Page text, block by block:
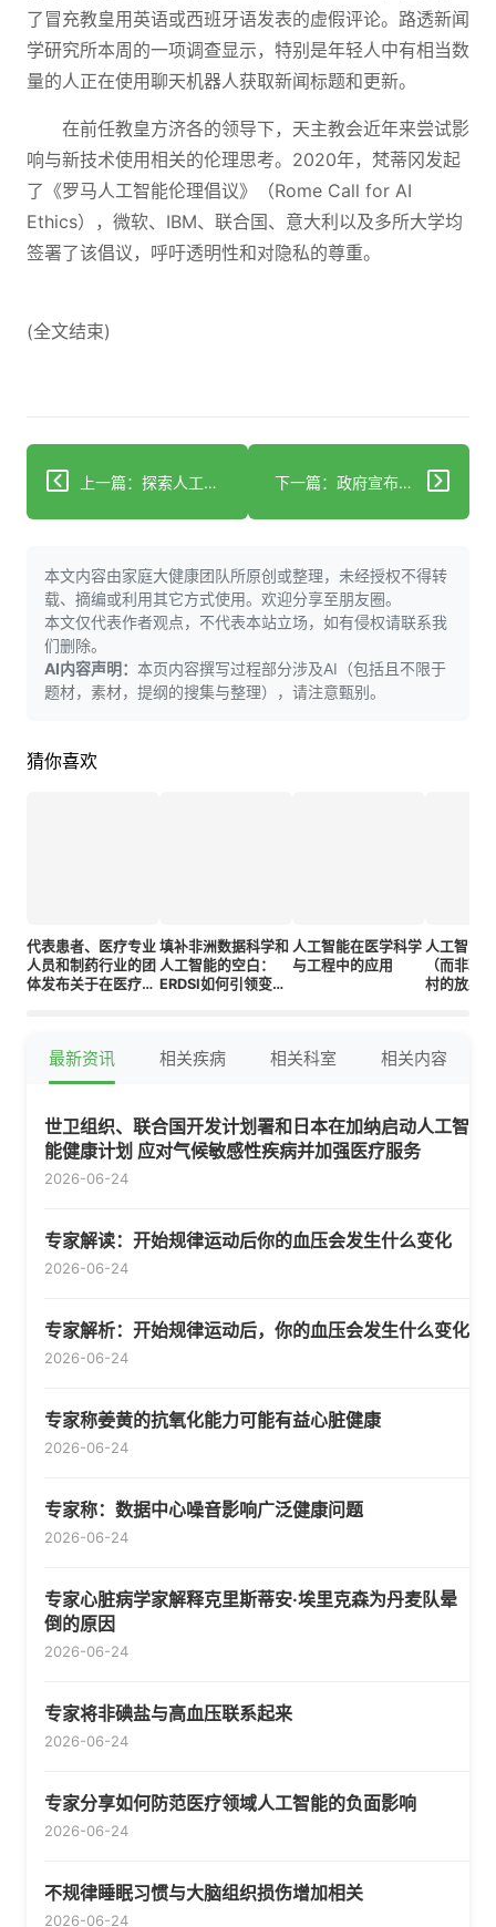
了冒充教皇用英语或西班牙语发表的虚假评论。路透新闻
学研究所本周的一项调查显示，特别是年轻人中有相当数
量的人正在使用聊天机器人获取新闻标题和更新。
在前任教皇方济各的领导下，天主教会近年来尝试影
响与新技术使用相关的伦理思考。2020年，梵蒂冈发起
了《罗马人工智能伦理倡议》（Rome Call for AI
Ethics），微软、IBM、联合国、意大利以及多所大学均
签署了该倡议，呼吁透明性和对隐私的尊重。
(全文结束)
上一篇：探索人工智能在医疗保健中的伦理影响：技术能否取代人类的同情心？ 下一篇：政府宣布计划为心理健康护理设置“数字化前门”
本文内容由家庭大健康团队所原创或整理，未经授权不得转
载、摘编或利用其它方式使用。欢迎分享至朋友圈。
本文仅代表作者观点，不代表本站立场，如有侵权请联系我
们删除。
AI内容声明： 本页内容撰写过程部分涉及AI（包括且不限于
题材，素材，提纲的搜集与整理），请注意甄别。
猜你喜欢
代表患者、医疗专业
人员和制药行业的团
体发布关于在医疗保
填补非洲数据科学和
人工智能的空白：
ERDSI如何引领变革
人工智能在医学科学
与工程中的应用
人工智能
（而非取
村的放射
最新资讯 相关疾病 相关科室 相关内容
世卫组织、联合国开发计划署和日本在加纳启动人工智
能健康计划 应对气候敏感性疾病并加强医疗服务
2026-06-24
专家解读：开始规律运动后你的血压会发生什么变化
2026-06-24
专家解析：开始规律运动后，你的血压会发生什么变化
2026-06-24
专家称姜黄的抗氧化能力可能有益心脏健康
2026-06-24
专家称：数据中心噪音影响广泛健康问题
2026-06-24
专家心脏病学家解释克里斯蒂安·埃里克森为丹麦队晕
倒的原因
2026-06-24
专家将非碘盐与高血压联系起来
2026-06-24
专家分享如何防范医疗领域人工智能的负面影响
2026-06-24
不规律睡眠习惯与大脑组织损伤增加相关
2026-06-24